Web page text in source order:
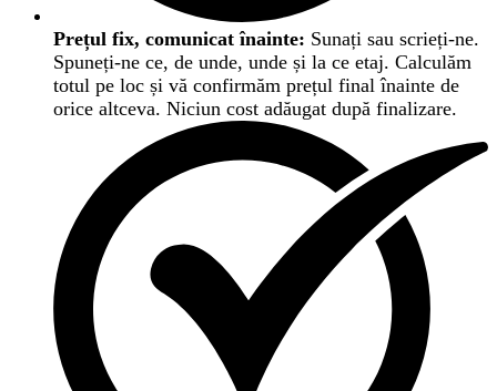
Prețul fix, comunicat înainte: Sunați sau scrieți-ne.
Spuneți-ne ce, de unde, unde și la ce etaj. Calculăm
totul pe loc și vă confirmăm prețul final înainte de
orice altceva. Niciun cost adăugat după finalizare.